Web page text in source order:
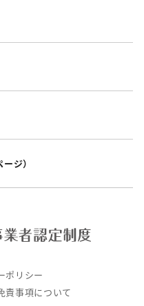
ジ）
ポリシー
責事項について